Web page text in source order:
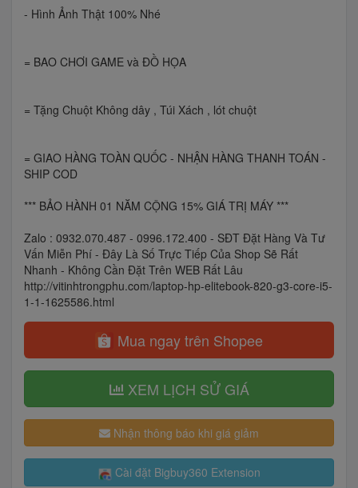
- Hình Ảnh Thật 100% Nhé
= BAO CHƠI GAME và ĐỒ HỌA
= Tặng Chuột Không dây , Túi Xách , lót chuột
= GIAO HÀNG TOÀN QUỐC - NHẬN HÀNG THANH TOÁN -
SHIP COD
*** BẢO HÀNH 01 NĂM CỘNG 15% GIÁ TRỊ MÁY ***
Zalo : 0932.070.487 - 0996.172.400 - SĐT Đặt Hàng Và Tư
Vấn Miễn Phí - Đây Là Số Trực Tiếp Của Shop Sẽ Rất
Nhanh - Không Cần Đặt Trên WEB Rất Lâu
http://vitinhtrongphu.com/laptop-hp-elitebook-820-g3-core-i5-
1-1-1625586.html
Mua ngay trên Shopee
XEM LỊCH SỬ GIÁ
Nhận thông báo khi giá giảm
Cài đặt Bigbuy360 Extension